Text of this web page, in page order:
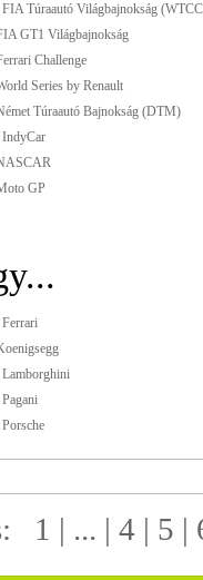
FIA Túraautó Világbajnokság
GT1 Világbajnokság
Challenge
Series by Renault
Túraautó Bajnokság (DTM)
IndyCar
GP
Ferrari
Lamborghini
Pagani
Porsche
1 | ... | 4 | 5 |